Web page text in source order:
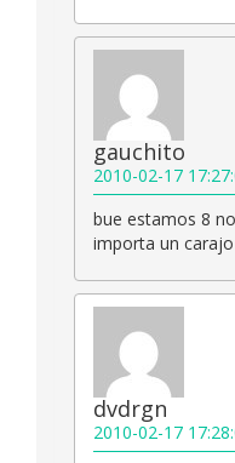
gauchito
2010-02-17
bue estamos 8
importa un
dvdrgn
2010-02-17